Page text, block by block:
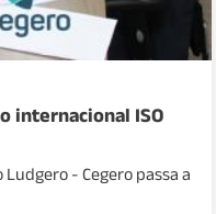
internacional ISO
- Cegero passa a